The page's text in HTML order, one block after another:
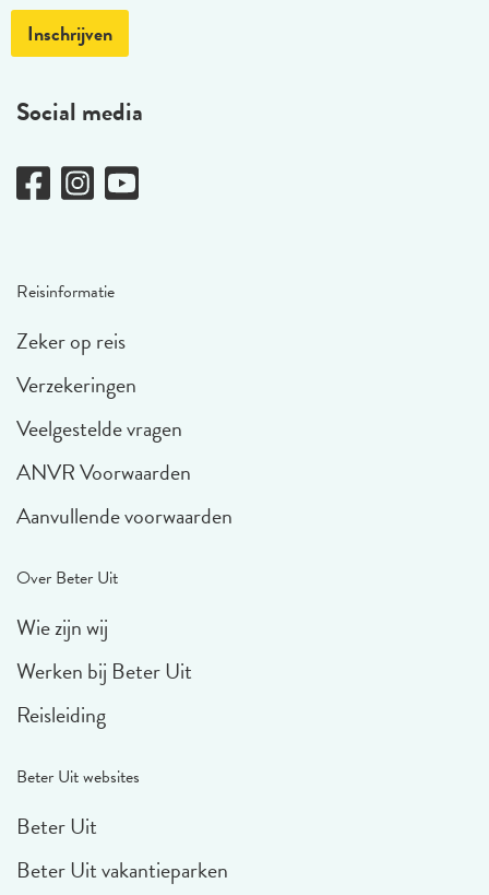
Inschrijven
Social media
Reisinformatie
Zeker op reis
Verzekeringen
Veelgestelde vragen
ANVR Voorwaarden
Aanvullende voorwaarden
Over Beter Uit
Wie zijn wij
Werken bij Beter Uit
Reisleiding
Beter Uit websites
Beter Uit
Beter Uit vakantieparken